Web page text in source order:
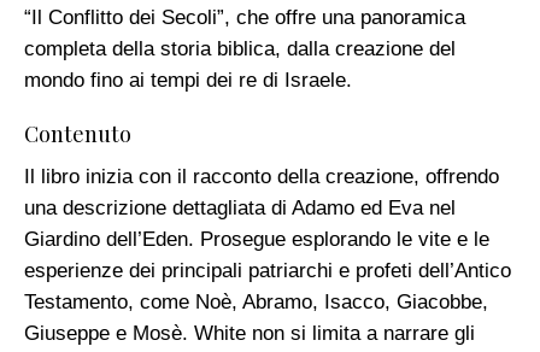
“Il Conflitto dei Secoli”, che offre una panoramica
completa della storia biblica, dalla creazione del
mondo fino ai tempi dei re di Israele.
Contenuto
Il libro inizia con il racconto della creazione, offrendo
una descrizione dettagliata di Adamo ed Eva nel
Giardino dell’Eden. Prosegue esplorando le vite e le
esperienze dei principali patriarchi e profeti dell’Antico
Testamento, come Noè, Abramo, Isacco, Giacobbe,
Giuseppe e Mosè. White non si limita a narrare gli